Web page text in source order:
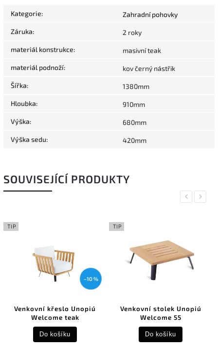
Kategorie: Zahradní pohovky
Záruka: 2 roky
materiál konstrukce: masivní teak
materiál podnoží: kov černý nástřik
Šířka: 1380mm
Hloubka: 910mm
Výška: 680mm
Výška sedu: 420mm
SOUVISEJÍCÍ PRODUKTY
Previous
TIP
–10 %
Venkovní křeslo Unopiú
Welcome teak
Do košíku
TIP
Venkovní stolek Unopiú
Welcome 55
Do košíku
Next